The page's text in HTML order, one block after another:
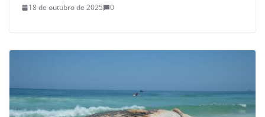
18 de outubro de 2025 0